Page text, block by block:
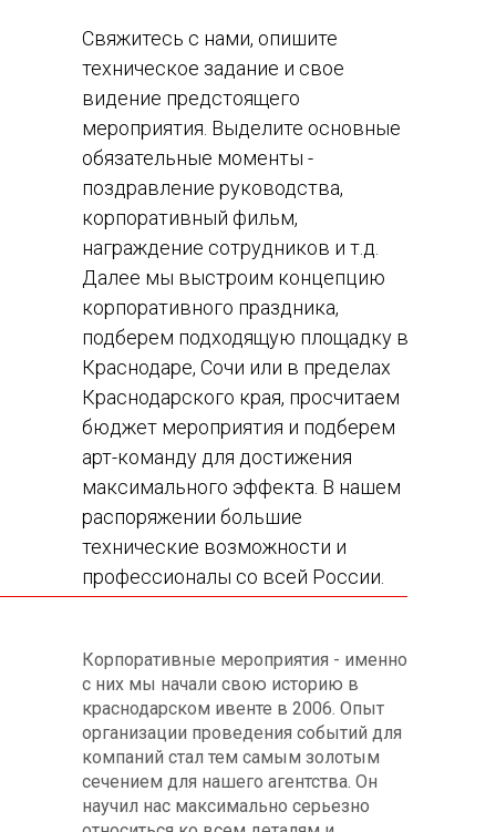
Свяжитесь с нами, опишите
техническое задание и свое
видение предстоящего
мероприятия. Выделите основные
обязательные моменты -
поздравление руководства,
корпоративный фильм,
награждение сотрудников и т.д.
Далее мы выстроим концепцию
корпоративного праздника,
подберем подходящую площадку в
Краснодаре, Сочи или в пределах
Краснодарского края, просчитаем
бюджет мероприятия и подберем
арт-команду для достижения
максимального эффекта. В нашем
распоряжении большие
технические возможности и
профессионалы со всей России.
Корпоративные мероприятия - именно
с них мы начали свою историю в
краснодарском ивенте в 2006. Опыт
организации проведения событий для
компаний стал тем самым золотым
сечением для нашего агентства. Он
научил нас максимально серьезно